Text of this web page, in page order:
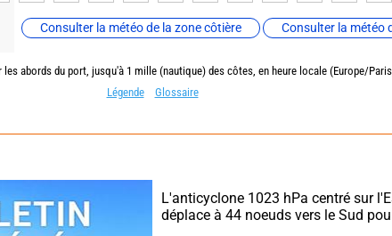
Consulter la météo de la zone côtière Consulter la météo
abords du port, jusqu'à 1 mille (nautique) des côtes, en heure locale (Europe/
Légende
Glossaire
L'anticyclone 1023 hPa centré sur
déplace à 44 noeuds vers le Sud